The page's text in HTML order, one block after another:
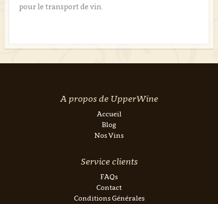
pour le transport de vin.
A propos de UpperWine
Accueil
Blog
Nos Vins
Service clients
FAQs
Contact
Conditions Générales